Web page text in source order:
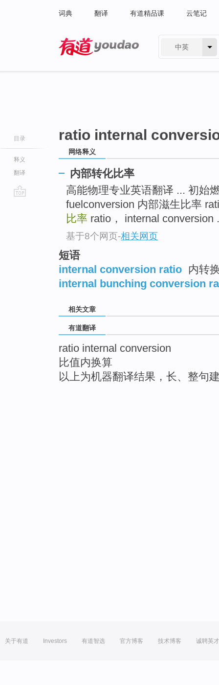
词典 翻译 有道精品课 云笔记
中英
目录
释义
翻译
ratio internal
网络释义
内部转化比率
高能物理专业英语翻译 ... 初始
fuelconversion 内部滋生比率
比率 ratio， internal conversion
基于8个网页-相关网页
短语
internal conversion ratio 内转
internal bunching conversion
相关文章
有道翻译
ratio internal conversion
比值内换算
以上为机器翻译结果，长、整句
关于有道 Investors 有道智选 官方博客 技术博客 诚聘英才